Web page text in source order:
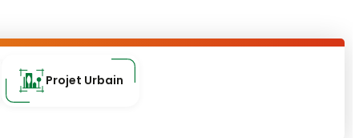
Projet Urbain